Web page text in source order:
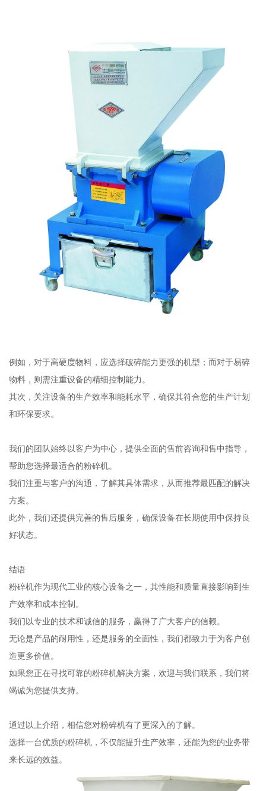
例如，对于高硬度物料，应选择破碎能力更强的机型；而对于易碎
物料，则需注重设备的精细控制能力。
其次，关注设备的生产效率和能耗水平，确保其符合您的生产计划
和环保要求。
我们的团队始终以客户为中心，提供全面的售前咨询和售中指导，
帮助您选择最适合的粉碎机。
我们注重与客户的沟通，了解其具体需求，从而推荐最匹配的解决
方案。
此外，我们还提供完善的售后服务，确保设备在长期使用中保持良
好状态。
结语
粉碎机作为现代工业的核心设备之一，其性能和质量直接影响到生
产效率和成本控制。
我们以专业的技术和诚信的服务，赢得了广大客户的信赖。
无论是产品的耐用性，还是服务的全面性，我们都致力于为客户创
造更多价值。
如果您正在寻找可靠的粉碎机解决方案，欢迎与我们联系，我们将
竭诚为您提供支持。
通过以上介绍，相信您对粉碎机有了更深入的了解。
选择一台优质的粉碎机，不仅能提升生产效率，还能为您的业务带
来长远的效益。